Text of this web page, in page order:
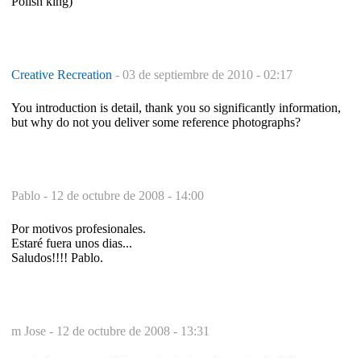
Creative Recreation - 03 de septiembre de 2010 - 02:17
You introduction is detail, thank you so significantly information,
but why do not you deliver some reference photographs?
Pablo - 12 de octubre de 2008 - 14:00
Por motivos profesionales.
Estaré fuera unos dias...
Saludos!!!! Pablo.
m Jose - 12 de octubre de 2008 - 13:31